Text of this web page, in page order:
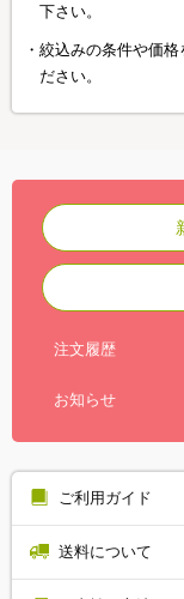
下さい。
絞込みの条件や価格
ださい。
注文履歴
お知らせ
ご利用ガイド
送料について